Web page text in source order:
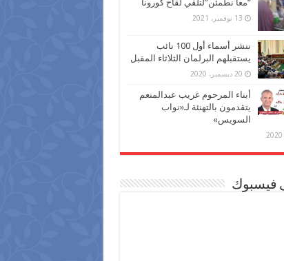
“معا نطمئن”لتلقي لقاح كورونا
13 نوفمبر، 2021
ننشر أسماء أول 100 نائب
يستقبلهم البرلمان الثلاثاء المقبل
20 ديسمبر، 2020
أبناء المرحوم غريب عبدالمنعم
يتقدمون بالتهنئة لـ«نواب
السويس»
فيسبوك